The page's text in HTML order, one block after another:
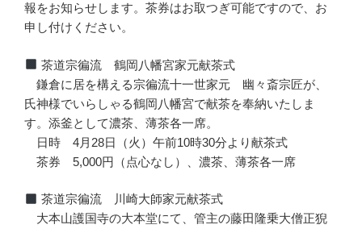
報をお知らせします。茶券はお取つぎ可能ですので、お
申し付けください。
茶道宗徧流 鶴岡八幡宮家元献茶式
鎌倉に居を構える宗徧流十一世家元 幽々斎宗匠が、
氏神様でいらしゃる鶴岡八幡宮で献茶を奉納いたしま
す。添釜として濃茶、薄茶各一席。
日時 4月28日（火）午前10時30分より献茶式
茶券 5,000円（点心なし）、濃茶、薄茶各一席
茶道宗徧流 川崎大師家元献茶式
大本山護国寺の大本堂にて、管主の藤田隆乗大僧正猊